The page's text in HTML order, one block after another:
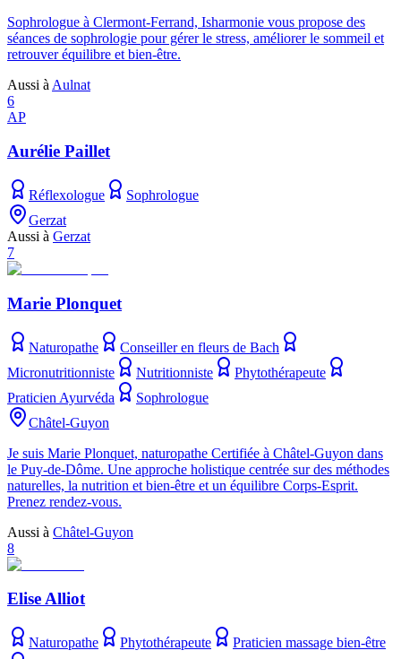
Sophrologue à Clermont-Ferrand, Isharmonie vous propose des
séances de sophrologie pour gérer le stress, améliorer le sommeil et
retrouver équilibre et bien-être.
Aussi à Aulnat
6
AP
Aurélie Paillet
Réflexologue
Sophrologue
Gerzat
Aussi à Gerzat
7
Marie Plonquet
Naturopathe
Conseiller en fleurs de Bach
Micronutritionniste
Nutritionniste
Phytothérapeute
Praticien Ayurvéda
Sophrologue
Châtel-Guyon
Je suis Marie Plonquet, naturopathe Certifiée à Châtel-Guyon dans
le Puy-de-Dôme. Une approche holistique centrée sur des méthodes
naturelles, la nutrition et bien-être et un équilibre Corps-Esprit.
Prenez rendez-vous.
Aussi à Châtel-Guyon
8
Elise Alliot
Naturopathe Phytothérapeute
Praticien massage bien-être